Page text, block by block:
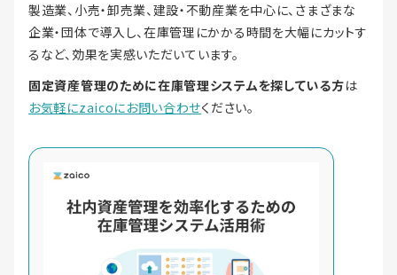
製造業、小売・卸売業、建設・不動産業を中心に、さまざまな
企業・団体で導入し、在庫管理にかかる時間を大幅にカットす
るなど、効果を実感いただいています。
固定資産管理のために在庫管理システムを探している方は
お気軽にzaicoにお問い合わせください。